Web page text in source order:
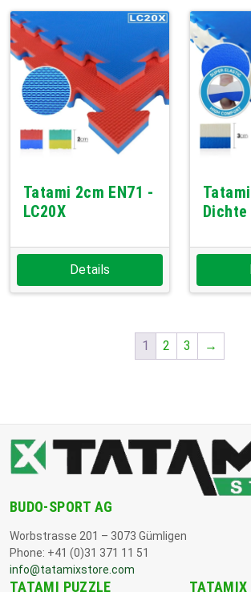
Tatami 2cm EN71 -
LC20X
Details
Dichte
1 2 3 →
BUDO-SPORT AG
Worbstrasse 201 – 3073 Gümligen
Phone: +41 (0)31 371 11 51
info@tatamixstore.com
TATAMI PUZZLE TATAMIX